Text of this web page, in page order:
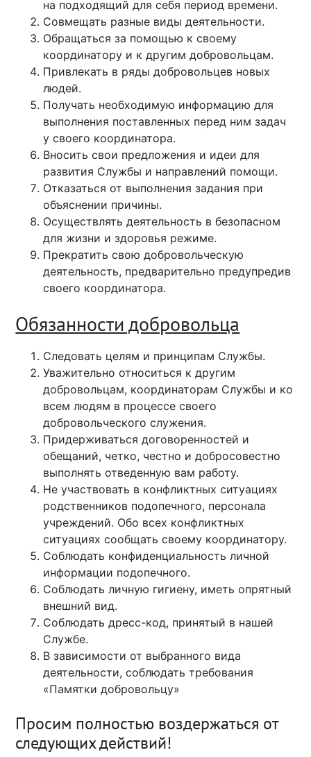
на подходящий для себя период времени.
Совмещать разные виды деятельности.
Обращаться за помощью к своему
координатору и к другим добровольцам.
Привлекать в ряды добровольцев новых
людей.
Получать необходимую информацию для
выполнения поставленных перед ним задач
у своего координатора.
Вносить свои предложения и идеи для
развития Службы и направлений помощи.
Отказаться от выполнения задания при
объяснении причины.
Осуществлять деятельность в безопасном
для жизни и здоровья режиме.
Прекратить свою добровольческую
деятельность, предварительно предупредив
своего координатора.
Обязанности добровольца
Следовать целям и принципам Службы.
Уважительно относиться к другим
добровольцам, координаторам Службы и ко
всем людям в процессе своего
добровольческого служения.
Придерживаться договоренностей и
обещаний, четко, честно и добросовестно
выполнять отведенную вам работу.
Не участвовать в конфликтных ситуациях
родственников подопечного, персонала
учреждений. Обо всех конфликтных
ситуациях сообщать своему координатору.
Соблюдать конфиденциальность личной
информации подопечного.
Соблюдать личную гигиену, иметь опрятный
внешний вид.
Соблюдать дресс-код, принятый в нашей
Службе.
В зависимости от выбранного вида
деятельности, соблюдать требования
«Памятки добровольцу»
Просим полностью воздержаться от
следующих действий!